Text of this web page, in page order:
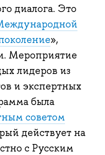
диалога. Это
»,
Мероприятие
лидеров из
и экспертных
была
советом
действует на
с Русским